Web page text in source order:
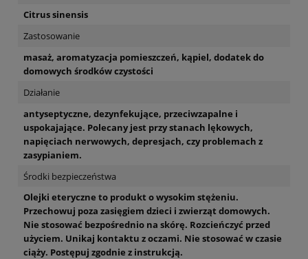
Citrus sinensis
Zastosowanie
masaż, aromatyzacja pomieszczeń, kąpiel, dodatek do
domowych środków czystości
Działanie
antyseptyczne, dezynfekujące, przeciwzapalne i
uspokajające. Polecany jest przy stanach lękowych,
napięciach nerwowych, depresjach, czy problemach z
zasypianiem.
Środki bezpieczeństwa
Olejki eteryczne to produkt o wysokim stężeniu.
Przechowuj poza zasięgiem dzieci i zwierząt domowych.
Nie stosować bezpośrednio na skórę. Rozcieńczyć przed
użyciem. Unikaj kontaktu z oczami. Nie stosować w czasie
ciąży. Postępuj zgodnie z instrukcją.